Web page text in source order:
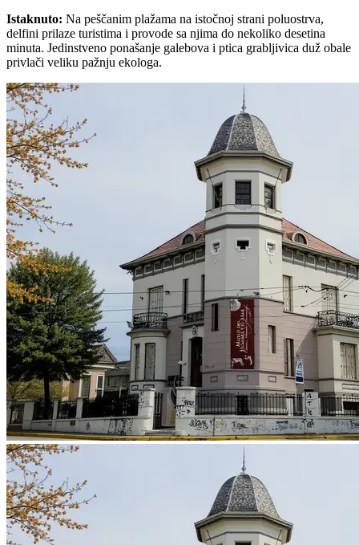
Istaknuto: Na peščanim plažama na istočnoj strani poluostrva,
delfini prilaze turistima i provode sa njima do nekoliko desetina
minuta. Jedinstveno ponašanje galebova i ptica grabljivica duž obale
privlači veliku pažnju ekologa.